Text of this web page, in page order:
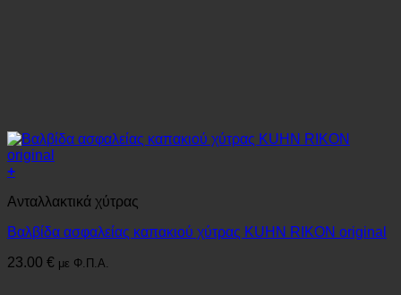
+
Ανταλλακτικά χύτρας
Βαλβίδα ασφαλείας καπακιού χύτρας KUHN RIKON original
23.00 € με Φ.Π.Α.